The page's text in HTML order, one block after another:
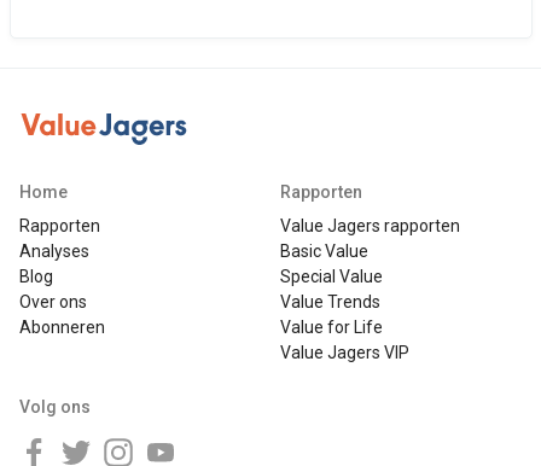
Home
Rapporten
Analyses
Blog
Over ons
Abonneren
Rapporten
Value Jagers rapporten
Basic Value
Special Value
Value Trends
Value for Life
Value Jagers VIP
Volg ons